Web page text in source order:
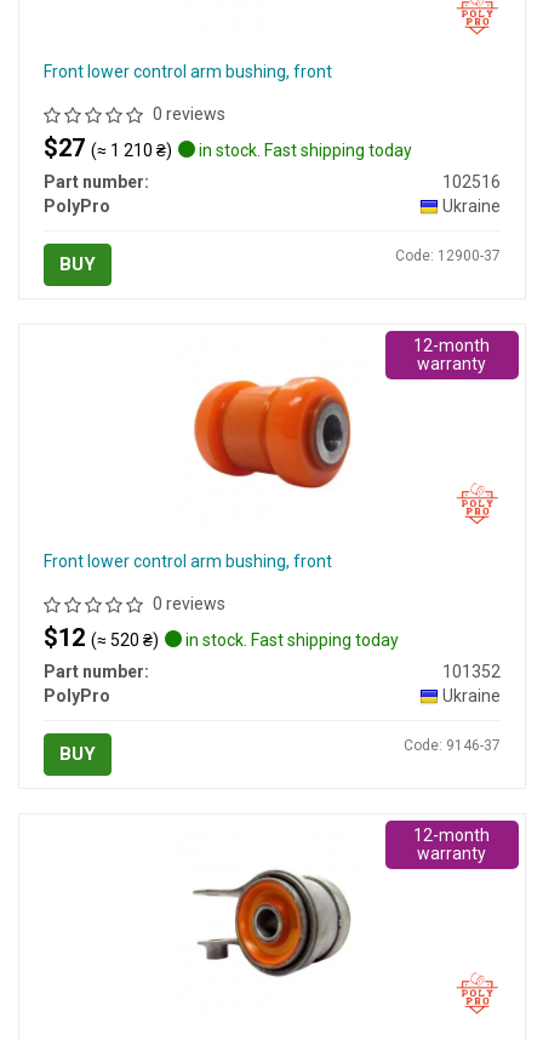
Front lower control arm bushing, front
0 reviews
$27 (≈ 1 210 ₴)
in stock. Fast shipping today
Part number:
102516
PolyPro
Ukraine
BUY Code: 12900-37
Front lower control arm bushing, front
0 reviews
$12 (≈ 520 ₴)
in stock. Fast shipping today
Part number:
101352
PolyPro
Ukraine
BUY Code: 9146-37
12-month
warranty
12-month
warranty